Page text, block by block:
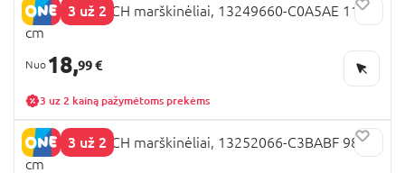
3 už 2
NAME IT STITCH marškinėliai, 13249660-C0A5AE 116
cm
18,99 €
3 uz 2 kainą pažymėtoms prekėms
3 už 2
NAME IT STITCH marškinėliai, 13252066-C3BABF 98
cm